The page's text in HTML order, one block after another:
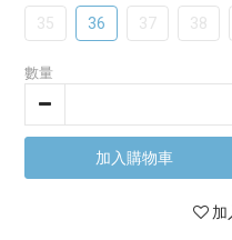
35 36 37 38
數量
加入購物車
加